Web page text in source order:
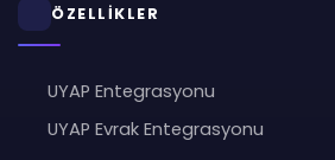
ÖZELLİKLER
UYAP Entegrasyonu
UYAP Evrak Entegrasyonu